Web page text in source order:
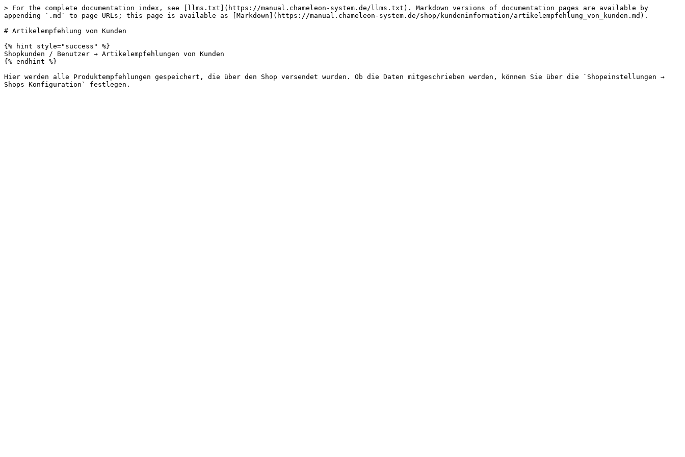
> For the complete documentation index, see [llms.txt](https://manual.chameleon-system.de/llms.txt). Markdown versions of documentation pages are available by
appending `.md` to page URLs; this page is available as [Markdown](https://manual.chameleon-system.de/shop/kundeninformation/artikelempfehlung_von_kunden.md).
# Artikelempfehlung von Kunden
{% hint style="success" %}
Shopkunden / Benutzer → Artikelempfehlungen von Kunden
{% endhint %}
Hier werden alle Produktempfehlungen gespeichert, die über den Shop versendet wurden. Ob die Daten mitgeschrieben werden, können Sie über die `Shopeinstellungen →